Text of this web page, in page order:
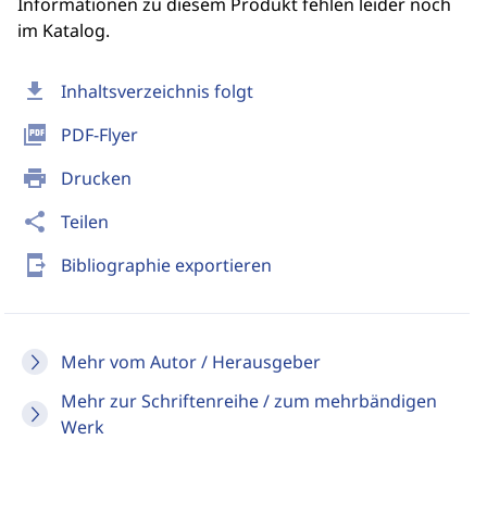
download Inhaltsverzeichnis folgt
picture_as_pdf PDF-Flyer
print Drucken
share Teilen
send_to_mobile Bibliographie exportieren
Mehr vom Autor / Herausgeber
Mehr zur Schriftenreihe / zum mehrbändigen
Werk
im Katalog.